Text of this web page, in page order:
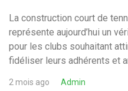
La construction court de
représente aujourd’hui un
pour les clubs souhaitant
fidéliser leurs adhérents et
2 mois ago Admin